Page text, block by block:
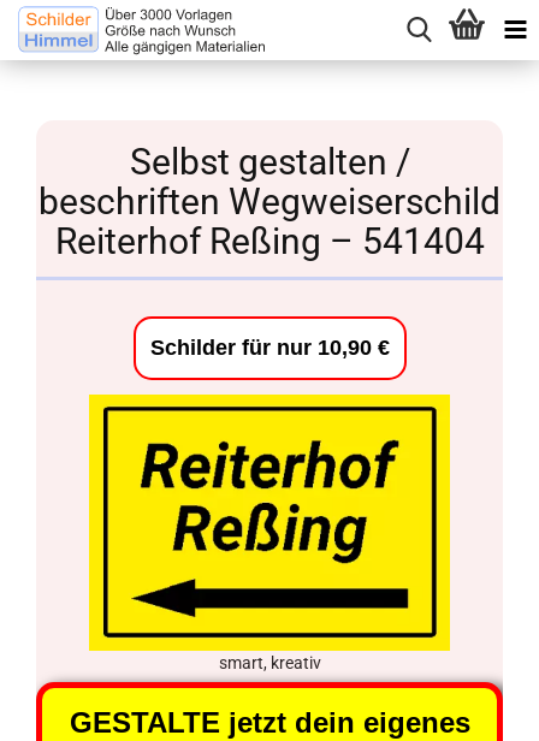
Selbst gestalten /
beschriften Wegweiserschild
Reiterhof Reßing – 541404
Schilder für nur 10,90 €
smart, kreativ
GESTALTE jetzt dein eigenes